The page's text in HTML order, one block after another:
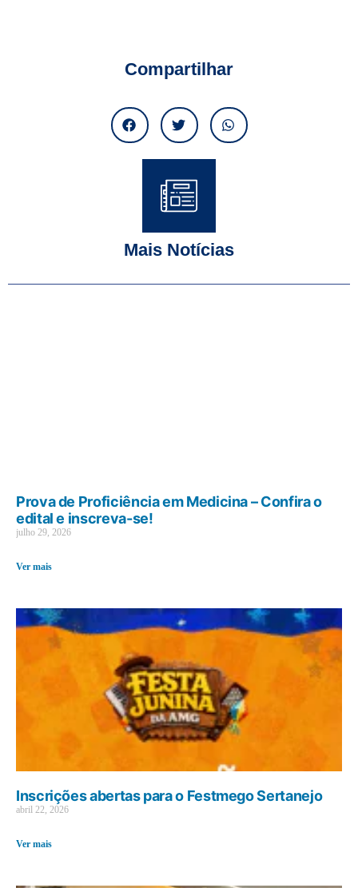
Compartilhar
Mais Notícias
Prova de Proficiência em Medicina – Confira o
edital e inscreva-se!
julho 29, 2026
Ver mais
Inscrições abertas para o Festmego Sertanejo
abril 22, 2026
Ver mais